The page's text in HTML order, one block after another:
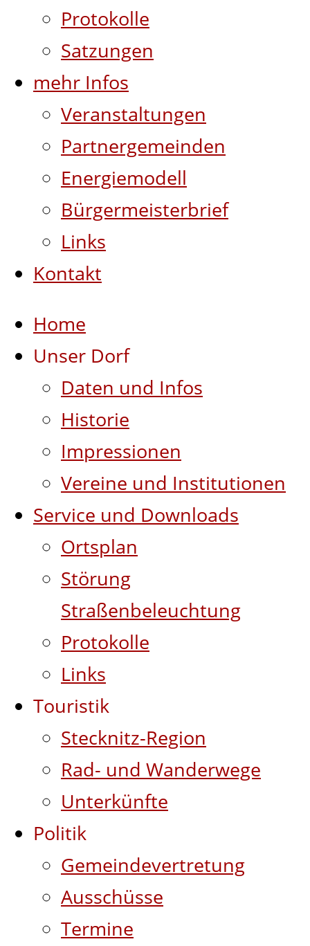
Protokolle
Satzungen
mehr Infos
Veranstaltungen
Partnergemeinden
Energiemodell
Bürgermeisterbrief
Links
Kontakt
Home
Unser Dorf
Daten und Infos
Historie
Impressionen
Vereine und Institutionen
Service und Downloads
Ortsplan
Störung
Straßenbeleuchtung
Protokolle
Links
Touristik
Stecknitz-Region
Rad- und Wanderwege
Unterkünfte
Politik
Gemeindevertretung
Ausschüsse
Termine